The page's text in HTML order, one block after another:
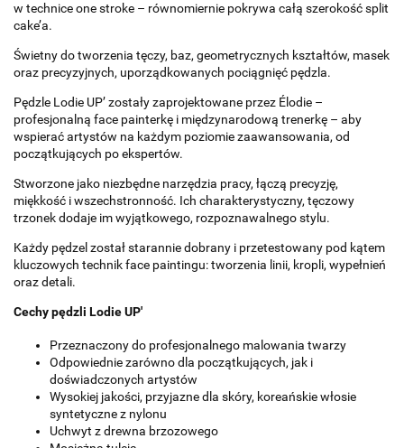
w technice one stroke – równomiernie pokrywa całą szerokość split
cake’a.
Świetny do tworzenia tęczy, baz, geometrycznych kształtów, masek
oraz precyzyjnych, uporządkowanych pociągnięć pędzla.
Pędzle Lodie UP’ zostały zaprojektowane przez Élodie –
profesjonalną face painterkę i międzynarodową trenerkę – aby
wspierać artystów na każdym poziomie zaawansowania, od
początkujących po ekspertów.
Stworzone jako niezbędne narzędzia pracy, łączą precyzję,
miękkość i wszechstronność. Ich charakterystyczny, tęczowy
trzonek dodaje im wyjątkowego, rozpoznawalnego stylu.
Każdy pędzel został starannie dobrany i przetestowany pod kątem
kluczowych technik face paintingu: tworzenia linii, kropli, wypełnień
oraz detali.
Cechy pędzli Lodie UP'
Przeznaczony do profesjonalnego malowania twarzy
Odpowiednie zarówno dla początkujących, jak i
doświadczonych artystów
Wysokiej jakości, przyjazne dla skóry, koreańskie włosie
syntetyczne z nylonu
Uchwyt z drewna brzozowego